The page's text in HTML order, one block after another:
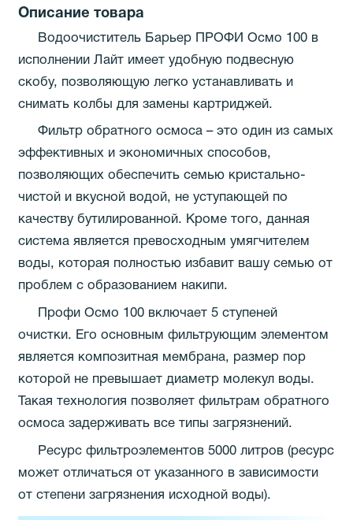
Описание товара
Водоочиститель Барьер ПРОФИ Осмо 100 в
исполнении Лайт имеет удобную подвесную
скобу, позволяющую легко устанавливать и
снимать колбы для замены картриджей.
Фильтр обратного осмоса – это один из самых
эффективных и экономичных способов,
позволяющих обеспечить семью кристально-
чистой и вкусной водой, не уступающей по
качеству бутилированной. Кроме того, данная
система является превосходным умягчителем
воды, которая полностью избавит вашу семью от
проблем с образованием накипи.
Пpoфи Осмо 100 включает 5 ступеней
очистки. Его основным фильтрующим элементом
является композитная мембрана, размер пор
которой не превышает диаметр молекул воды.
Такая технология позволяет фильтрам обратного
осмоса задерживать все типы загрязнений.
Ресурс фильтроэлементов 5000 литров (ресурс
может отличаться от указанного в зависимости
от степени загрязнения исходной воды).